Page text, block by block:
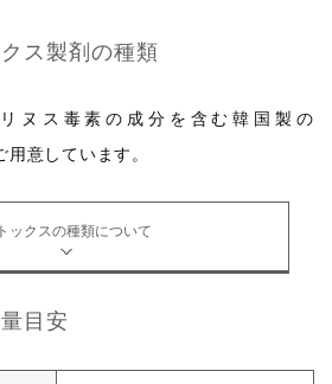
ス製剤の種類
ヌス毒素の成分を含む韓国製の
用意しています。
ックスの種類について
目安